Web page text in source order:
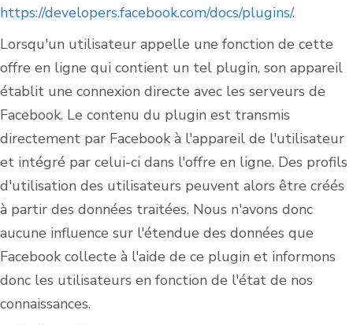
https://developers.facebook.com/docs/plugins/.
Lorsqu'un utilisateur appelle une fonction de cette
offre en ligne qui contient un tel plugin, son appareil
établit une connexion directe avec les serveurs de
Facebook. Le contenu du plugin est transmis
directement par Facebook à l'appareil de l'utilisateur
et intégré par celui-ci dans l'offre en ligne. Des profils
d'utilisation des utilisateurs peuvent alors être créés
à partir des données traitées. Nous n'avons donc
aucune influence sur l'étendue des données que
Facebook collecte à l'aide de ce plugin et informons
donc les utilisateurs en fonction de l'état de nos
connaissances.